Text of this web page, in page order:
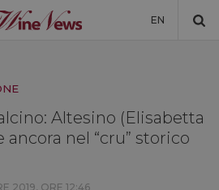
EN
MONDO
SOLO VINO
DI WINENEWS
Altesino (Elisabetta
nel “cru” storico
2019, ORE 12:46